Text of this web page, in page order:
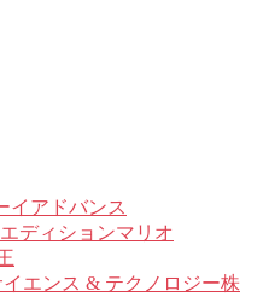
イアドバンス
ディションマリオ
エンス & テクノロジー株